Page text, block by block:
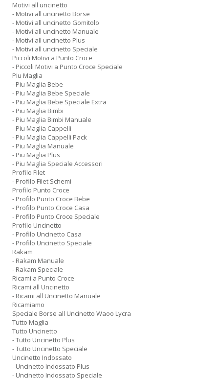
Motivi all uncinetto
- Motivi all uncinetto Borse
- Motivi all uncinetto Gomitolo
- Motivi all uncinetto Manuale
- Motivi all uncinetto Plus
- Motivi all uncinetto Speciale
Piccoli Motivi a Punto Croce
- Piccoli Motivi a Punto Croce Speciale
Piu Maglia
- Piu Maglia Bebe
- Piu Maglia Bebe Speciale
- Piu Maglia Bebe Speciale Extra
- Piu Maglia Bimbi
- Piu Maglia Bimbi Manuale
- Piu Maglia Cappelli
- Piu Maglia Cappelli Pack
- Piu Maglia Manuale
- Piu Maglia Plus
- Piu Maglia Speciale Accessori
Profilo Filet
- Profilo Filet Schemi
Profilo Punto Croce
- Profilo Punto Croce Bebe
- Profilo Punto Croce Casa
- Profilo Punto Croce Speciale
Profilo Uncinetto
- Profilo Uncinetto Casa
- Profilo Uncinetto Speciale
Rakam
- Rakam Manuale
- Rakam Speciale
Ricami a Punto Croce
Ricami all Uncinetto
- Ricami all Uncinetto Manuale
Ricamiamo
Speciale Borse all Uncinetto Waoo Lycra
Tutto Maglia
Tutto Uncinetto
- Tutto Uncinetto Plus
- Tutto Uncinetto Speciale
Uncinetto Indossato
- Uncinetto Indossato Plus
- Uncinetto Indossato Speciale